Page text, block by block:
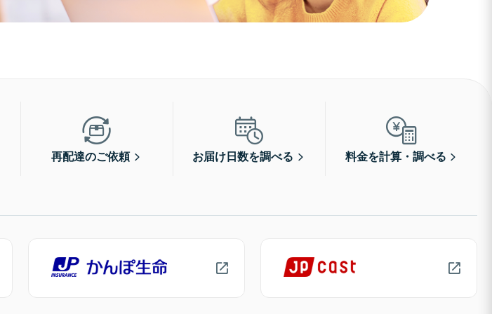
再配達のご依頼 お届け日数を調べる 料金を計算・調べる